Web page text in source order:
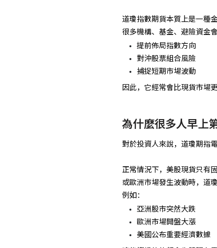
道瓊指數期貨本質上是一種
很多機構、基金、避險資金
提前佈局指數方向
對沖股票組合風險
捕捉短期市場波動
因此，它經常會比現貨市場
為什麼很多人早上
對於投資人來說，道瓊期指
正常情況下，美股現貨只有
或歐洲市場發生波動時，道
例如：
亞洲股市突然大跌
歐洲市場開盤大漲
美國公布重要經濟數據